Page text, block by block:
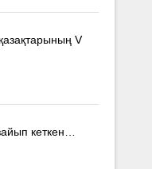
V
кеткен…